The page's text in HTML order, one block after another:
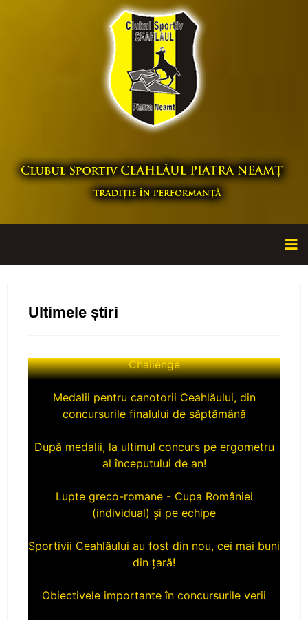
Ultimele știri
Medalii pentru canotorii Ceahlăului, din
concursurile finalului de săptămână
al începutului de an!
(individual) și pe echipe
din țară!